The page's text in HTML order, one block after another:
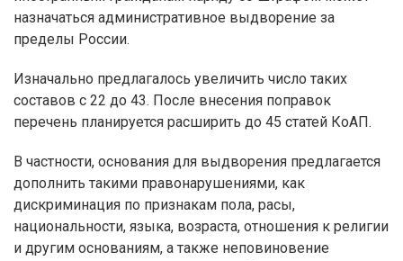
назначаться административное выдворение за
пределы России.
Изначально предлагалось увеличить число таких
составов с 22 до 43. После внесения поправок
перечень планируется расширить до 45 статей КоАП.
В частности, основания для выдворения предлагается
дополнить такими правонарушениями, как
дискриминация по признакам пола, расы,
национальности, языка, возраста, отношения к религии
и другим основаниям, а также неповиновение